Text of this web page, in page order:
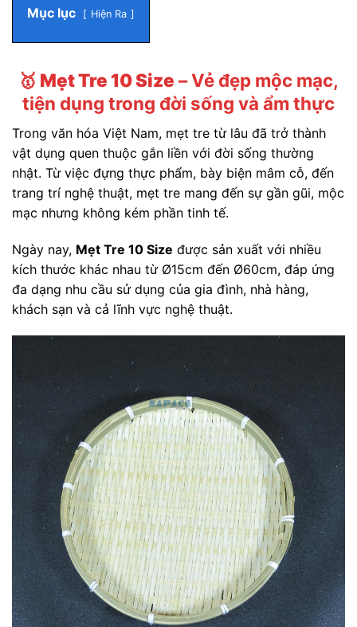
Mục lục Hiện Ra
🥇 Mẹt Tre 10 Size – Vẻ đẹp mộc mạc,
tiện dụng trong đời sống và ẩm thực
Trong văn hóa Việt Nam, mẹt tre từ lâu đã trở thành
vật dụng quen thuộc gắn liền với đời sống thường
nhật. Từ việc đựng thực phẩm, bày biện mâm cỗ, đến
trang trí nghệ thuật, mẹt tre mang đến sự gần gũi, mộc
mạc nhưng không kém phần tinh tế.
Ngày nay, Mẹt Tre 10 Size được sản xuất với nhiều
kích thước khác nhau từ Ø15cm đến Ø60cm, đáp ứng
đa dạng nhu cầu sử dụng của gia đình, nhà hàng,
khách sạn và cả lĩnh vực nghệ thuật.